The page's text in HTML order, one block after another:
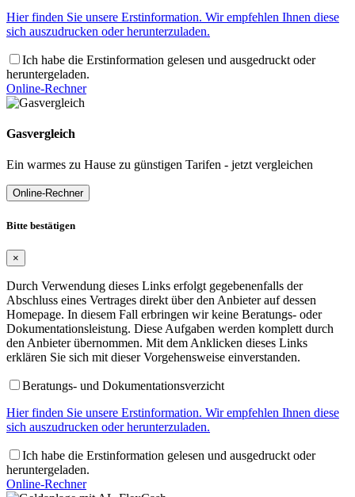
Hier finden Sie unsere Erstinformation. Wir empfehlen Ihnen diese
sich auszudrucken oder herunterzuladen.
Ich habe die Erstinformation gelesen und ausgedruckt oder
heruntergeladen.
Online-Rechner
Gasvergleich
Ein warmes zu Hause zu günstigen Tarifen - jetzt vergleichen
Online-Rechner
Bitte bestätigen
×
Durch Verwendung dieses Links erfolgt gegebenenfalls der
Abschluss eines Vertrages direkt über den Anbieter auf dessen
Homepage. In diesem Fall erbringen wir keine Beratungs- oder
Dokumentationsleistung. Diese Aufgaben werden komplett durch
den Anbieter übernommen. Mit dem Anklicken dieses Links
erklären Sie sich mit dieser Vorgehensweise einverstanden.
Beratungs- und Dokumentationsverzicht
Hier finden Sie unsere Erstinformation. Wir empfehlen Ihnen diese
sich auszudrucken oder herunterzuladen.
Ich habe die Erstinformation gelesen und ausgedruckt oder
heruntergeladen.
Online-Rechner